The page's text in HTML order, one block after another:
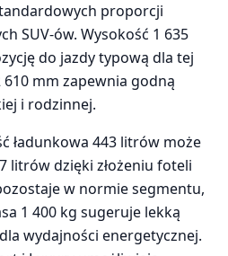
proporcji
SUV-ów. Wysokość 1 635
do jazdy typową dla tej
mm zapewnia godną
i rodzinnej.
ładunkowa 443 litrów może
litrów dzięki złożeniu foteli
w normie segmentu,
1 400 kg sugeruje lekką
wydajności energetycznej.